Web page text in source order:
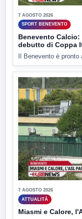
7 AGOSTO 2026
SPORT BENEVENTO
Benevento
debutto di Coppa
Il Benevento è
7 AGOSTO 2026
ATTUALITÀ
Miasmi e Calore,